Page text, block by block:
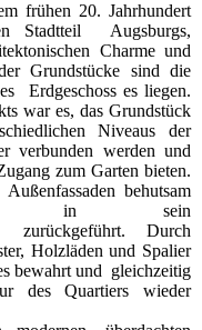
frühen 20. Jahrhundert
Stadtteil Augsburgs,
Charme und
Grundstücke sind die
Erdgeschoss es liegen.
war es, das Grundstück
Niveaus der
verbunden werden und
zum Garten bieten.
behutsam
in sein
Durch
Holzläden und Spalier
bewahrt und gleichzeitig
des Quartiers wieder